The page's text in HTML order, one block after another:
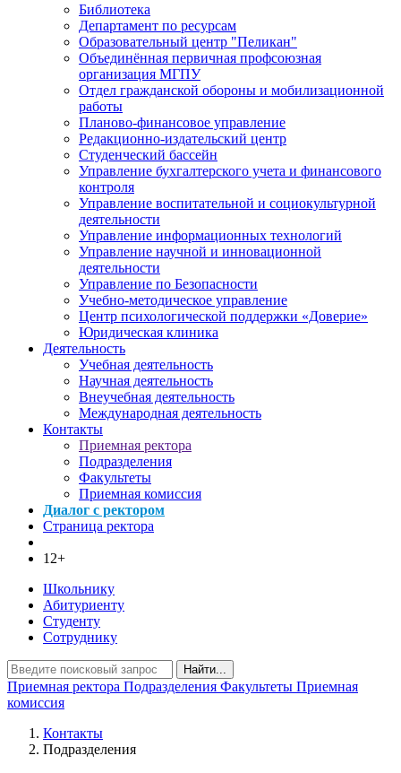
Библиотека
Департамент по ресурсам
Образовательный центр "Пеликан"
Объединённая первичная профсоюзная
организация МГПУ
Отдел гражданской обороны и мобилизационной
работы
Планово-финансовое управление
Редакционно-издательский центр
Студенческий бассейн
Управление бухгалтерского учета и финансового
контроля
Управление воспитательной и социокультурной
деятельности
Управление информационных технологий
Управление научной и инновационной
деятельности
Управление по Безопасности
Учебно-методическое управление
Центр психологической поддержки «Доверие»
Юридическая клиника
Деятельность
Учебная деятельность
Научная деятельность
Внеучебная деятельность
Международная деятельность
Контакты
Приемная ректора
Подразделения
Факультеты
Приемная комиссия
Диалог с ректором
Страница ректора
12+
Школьнику
Абитуриенту
Студенту
Сотруднику
Найти...
Приемная ректора Подразделения Факультеты Приемная
комиссия
Контакты
Подразделения